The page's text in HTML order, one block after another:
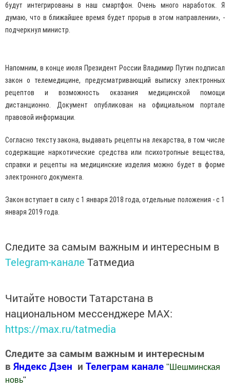
будут интегрированы в наш смартфон. Очень много наработок. Я
думаю, что в ближайшее время будет прорыв в этом направлении», -
подчеркнул министр.
Напомним, в конце июля Президент России Владимир Путин подписал
закон о телемедицине, предусматривающий выписку электронных
рецептов и возможность оказания медицинской помощи
дистанционно. Документ опубликован на официальном портале
правовой информации.
Согласно тексту закона, выдавать рецепты на лекарства, в том числе
содержащие наркотические средства или психотропные вещества,
справки и рецепты на медицинские изделия можно будет в форме
электронного документа.
Закон вступает в силу с 1 января 2018 года, отдельные положения - с 1
января 2019 года.
Следите за самым важным и интересным в
Telegram-канале Татмедиа
Читайте новости Татарстана в
национальном мессенджере MАХ:
https://max.ru/tatmedia
Следите за самым важным и интересным
в Яндекс Дзен и Телеграм канале " Шешминская
новь"